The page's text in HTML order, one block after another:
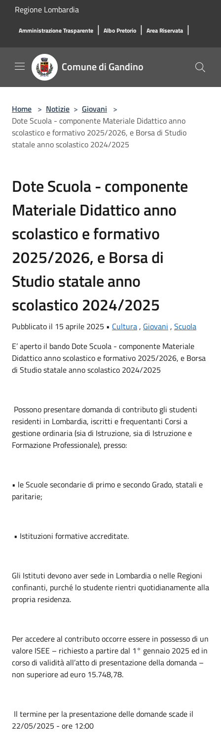
Salta al contenuto principale
Regione Lombardia
Amministrazione Trasparente | Albo Pretorio | Area Riservata |
Comune di Gandino
Home > Notizie > Giovani >
Dote Scuola - componente Materiale Didattico anno
scolastico e formativo 2025/2026, e Borsa di Studio
statale anno scolastico 2024/2025
Dote Scuola - componente
Materiale Didattico anno
scolastico e formativo
2025/2026, e Borsa di
Studio statale anno
scolastico 2024/2025
Pubblicato il 15 aprile 2025 • Cultura, Giovani , Scuola
E’ aperto il bando Dote Scuola - componente Materiale
Didattico anno scolastico e formativo 2025/2026, e Borsa
di Studio statale anno scolastico 2024/2025
Possono presentare domanda di contributo gli studenti
residenti in Lombardia, iscritti e frequentanti Corsi a
gestione ordinaria (sia di Istruzione, sia di Istruzione e
Formazione Professionale), presso:
• le Scuole secondarie di primo e secondo Grado, statali e
paritarie;
• Istituzioni formative accreditate.
Gli Istituti devono aver sede in Lombardia o nelle Regioni
confinanti, purché lo studente rientri quotidianamente alla
propria residenza.
Per accedere al contributo occorre essere in possesso di un
valore ISEE – richiesto a partire dal 1° gennaio 2025 ed in
corso di validità all’atto di presentazione della domanda –
non superiore ad euro 15.748,78.
Il termine per la presentazione delle domande scade il
22/05/2025 - ore 12:00